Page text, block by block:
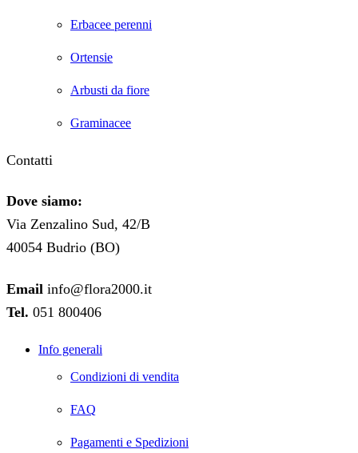
Erbacee perenni
Ortensie
Arbusti da fiore
Graminacee
Contatti
Dove siamo:
Via Zenzalino Sud, 42/B
40054 Budrio (BO)
Email info@flora2000.it
Tel. 051 800406
Info generali
Condizioni di vendita
FAQ
Pagamenti e Spedizioni